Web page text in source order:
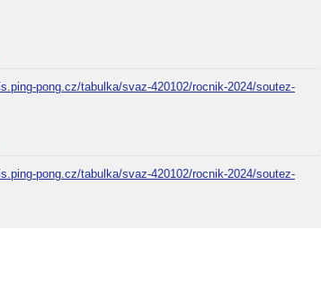
pong.cz/tabulka/svaz-420102/rocnik-2024/soutez-
pong.cz/tabulka/svaz-420102/rocnik-2024/soutez-